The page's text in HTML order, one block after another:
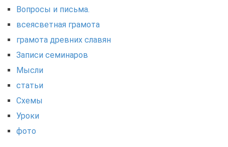
Вопросы и письма.
всеясветная грамота
грамота древних славян
Записи семинаров
Мысли
статьи
Схемы
Уроки
фото